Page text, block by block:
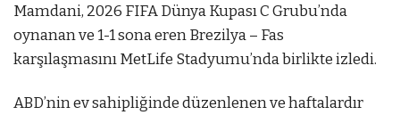
Mamdani, 2026 FIFA Dünya Kupası C Grubu’nda
oynanan ve 1-1 sona eren Brezilya – Fas
karşılaşmasını MetLife Stadyumu’nda birlikte izledi.
ABD’nin ev sahipliğinde düzenlenen ve haftalardır